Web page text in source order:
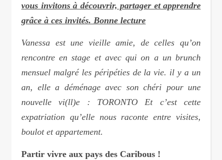
vous invitons à découvrir, partager et apprendre
grâce à ces invités. Bonne lecture
Vanessa est une vieille amie, de celles qu’on
rencontre en stage et avec qui on a un brunch
mensuel malgré les péripéties de la vie. il y a un
an, elle a déménage avec son chéri pour une
nouvelle vi(ll)e : TORONTO Et c’est cette
expatriation qu’elle nous raconte entre visites,
boulot et appartement.
Partir vivre aux pays des Caribous !